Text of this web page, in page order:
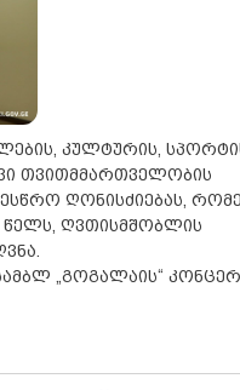
კულტურის,
თვითმმართველობის
ღონისძიებას,
ღვთისმშობლის
„გოგალაის“